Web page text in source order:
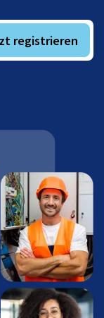
registrieren